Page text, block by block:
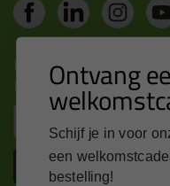
Nieuws, tips en
inbox Ontvang
Schijf je in voor
een
bestelling!